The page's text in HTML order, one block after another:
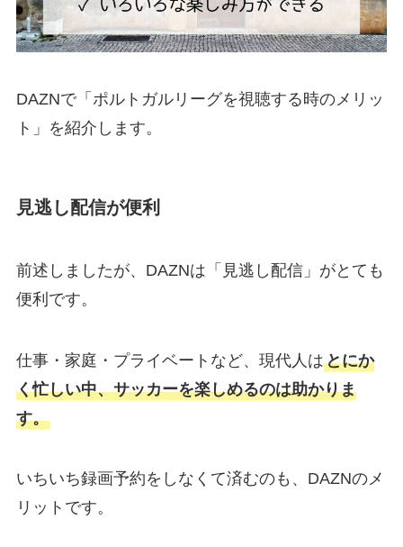
DAZNで「ポルトガルリーグを視聴する時のメリッ
ト」を紹介します。
見逃し配信が便利
前述しましたが、DAZNは「見逃し配信」がとても
便利です。
仕事・家庭・プライベートなど、現代人はとにか
く忙しい中、サッカーを楽しめるのは助かりま
す。
いちいち録画予約をしなくて済むのも、DAZNのメ
リットです。